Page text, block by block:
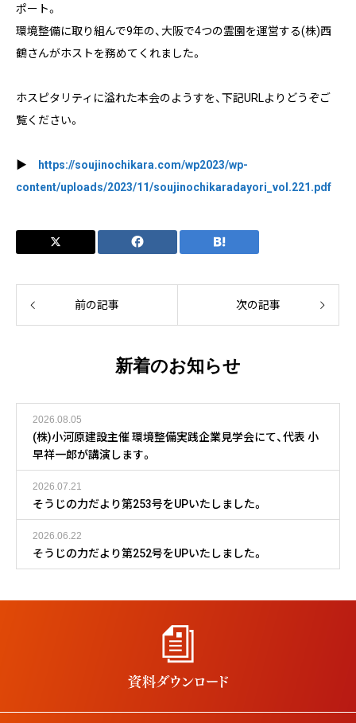
ポート。
環境整備に取り組んで9年の、大阪で4つの霊園を運営する(株)西
鶴さんがホストを務めてくれました。
ホスピタリティに溢れた本会のようすを、下記URLよりどうぞご
覧ください。
▶ https://soujinochikara.com/wp2023/wp-
content/uploads/2023/11/soujinochikaradayori_vol.221.pdf
前の記事 次の記事
新着のお知らせ
2026.08.05
(株)小河原建設主催 環境整備実践企業見学会にて、代表 小
早祥一郎が講演します。
2026.07.21
そうじの力だより第253号をUPいたしました。
2026.06.22
そうじの力だより第252号をUPいたしました。